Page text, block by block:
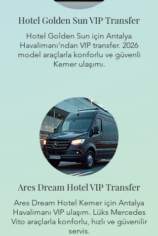
Hotel Golden Sun VIP Transfer
Hotel Golden Sun için Antalya
Havalimanı'ndan VIP transfer. 2026
model araçlarla konforlu ve güvenli
Kemer ulaşımı.
Ares Dream Hotel VIP Transfer
Ares Dream Hotel Kemer için Antalya
Havalimanı VIP ulaşım. Lüks Mercedes
Vito araçlarla konforlu, hızlı ve güvenilir
servis.